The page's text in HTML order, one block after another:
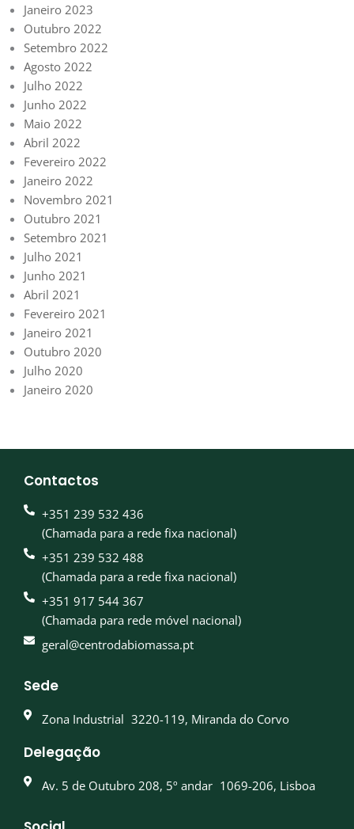
Janeiro 2023
Outubro 2022
Setembro 2022
Agosto 2022
Julho 2022
Junho 2022
Maio 2022
Abril 2022
Fevereiro 2022
Janeiro 2022
Novembro 2021
Outubro 2021
Setembro 2021
Julho 2021
Junho 2021
Abril 2021
Fevereiro 2021
Janeiro 2021
Outubro 2020
Julho 2020
Janeiro 2020
Contactos
+351 239 532 436
(Chamada para a rede fixa nacional)
+351 239 532 488
(Chamada para a rede fixa nacional)
+351 917 544 367
(Chamada para rede móvel nacional)
geral@centrodabiomassa.pt
Sede
Zona Industrial 3220-119, Miranda do Corvo
Delegação
Av. 5 de Outubro 208, 5º andar 1069-206, Lisboa